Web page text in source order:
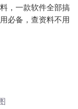
，一款软件全部搞
必备，查资料不用